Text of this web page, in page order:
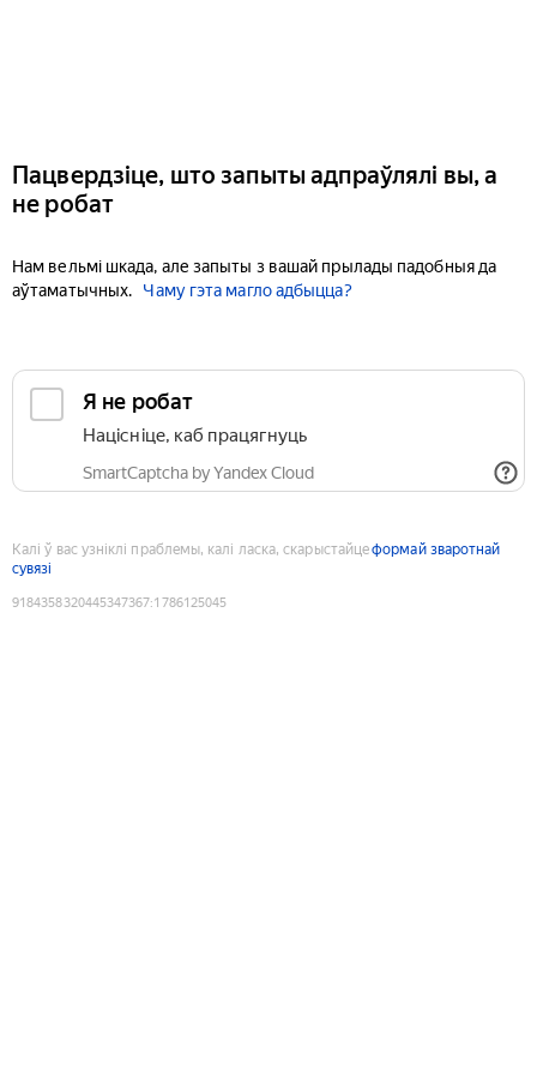
Пацвердзіце, што запыты адпраўлялі вы, а
не робат
Нам вельмі шкада, але запыты з вашай прылады падобныя да
аўтаматычных.
Чаму гэта магло адбыцца?
Я не робат
Націсніце, каб працягнуць
SmartCaptcha by Yandex Cloud
Калі ў вас узніклі праблемы, калі ласка, скарыстайцеформай зваротнай
сувязі
9184358320445347367:1786125045